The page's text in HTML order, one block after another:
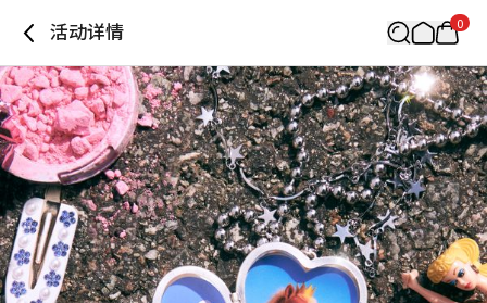
活动详情 0